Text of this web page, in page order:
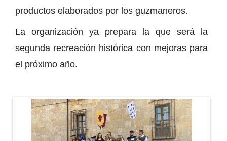
productos elaborados por los guzmaneros.
La organización ya prepara la que será la
segunda recreación histórica con mejoras para
el próximo año.